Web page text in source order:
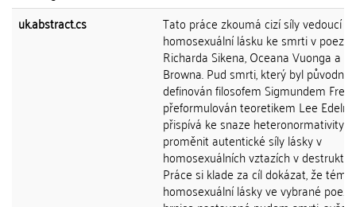
uk.abstract.cs
Tato práce zkoumá cizí síly vedoucí
homosexuální lásku ke smrti v poezii
Richarda Sikena, Oceana Vuonga a
Browna. Pud smrti, který byl původně
definován filosofem Sigmundem
přeformulován teoretikem Lee
přispívá ke snaze heteronormativity
proměnit autentické síly lásky v
homosexuálních vztazích v
Práce si klade za cíl dokázat, že téma
homosexuální lásky ve vybrané